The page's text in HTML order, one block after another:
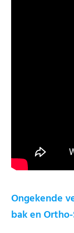
Ongekende
bak en